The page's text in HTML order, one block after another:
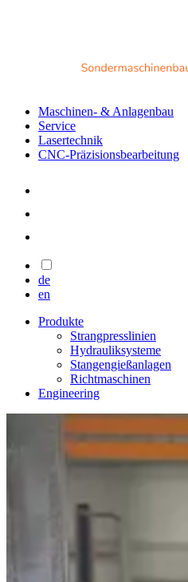
Maschinen- & Anlagenbau
Service
Lasertechnik
CNC-Präzisionsbearbeitung
de
en
Produkte
Strangpresslinien
Hydrauliksysteme
Stangengießanlagen
Richtmaschinen
Engineering